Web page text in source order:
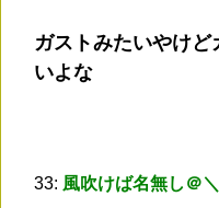
ガストみたいやけ
いよな
33: 風吹けば名無し＠